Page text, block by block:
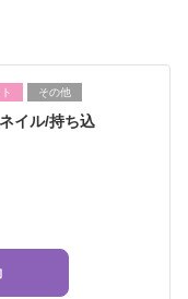
その他
イル/持ち込